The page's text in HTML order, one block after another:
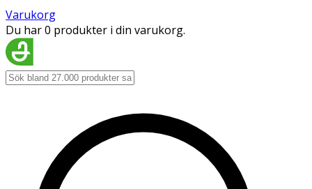
Varukorg
Du har 0 produkter i din varukorg.